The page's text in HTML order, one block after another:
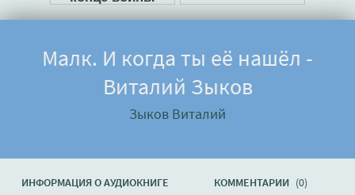
Малк. И когда ты её нашёл -
Виталий Зыков
Зыков Виталий
ИНФОРМАЦИЯ О АУДИОКНИГЕ КОММЕНТАРИИ (0)